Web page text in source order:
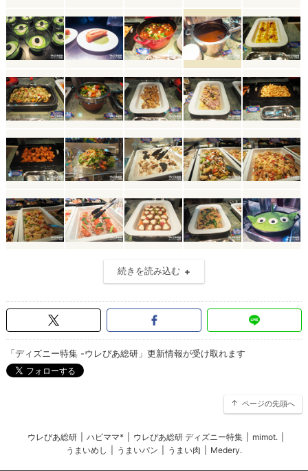
続きを読み込む
「ディズニー特集 -ウレぴあ総研」更新情報が受け取れます
ページの先頭へ
ウレぴあ総研 ハピママ* ウレぴあ総研 ディズニー特集 mimot.
うまいめし
うまいパン うまい肉 Medery.